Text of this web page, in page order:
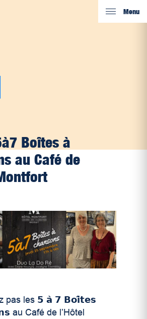
Menu
Boîtes à
au Café de
pas les 𝟱 𝗮̀ 𝟳 𝗕𝗼𝗶̂𝘁𝗲𝘀
au Café de l’Hôtel